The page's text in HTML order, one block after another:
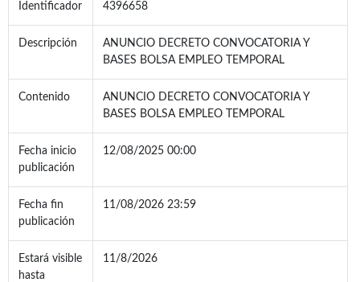
Identificador 4396658
Descripción
ANUNCIO DECRETO CONVOCATORIA Y
BASES BOLSA EMPLEO TEMPORAL
Contenido
ANUNCIO DECRETO CONVOCATORIA Y
BASES BOLSA EMPLEO TEMPORAL
Fecha inicio
publicación
12/08/2025 00:00
Fecha fin
publicación
11/08/2026 23:59
Estará visible
hasta
11/8/2026